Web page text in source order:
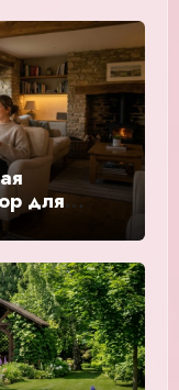
для